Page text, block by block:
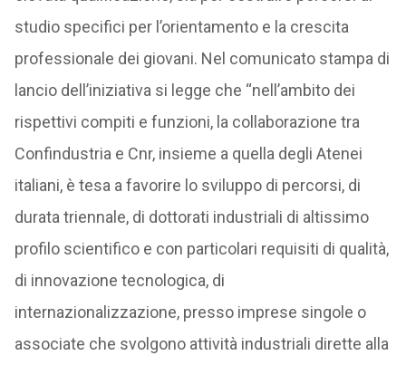
studio specifici per l’orientamento e la crescita
professionale dei giovani. Nel comunicato stampa di
lancio dell’iniziativa si legge che “nell’ambito dei
rispettivi compiti e funzioni, la collaborazione tra
Confindustria e Cnr, insieme a quella degli Atenei
italiani, è tesa a favorire lo sviluppo di percorsi, di
durata triennale, di dottorati industriali di altissimo
profilo scientifico e con particolari requisiti di qualità,
di innovazione tecnologica, di
internazionalizzazione, presso imprese singole o
associate che svolgono attività industriali dirette alla